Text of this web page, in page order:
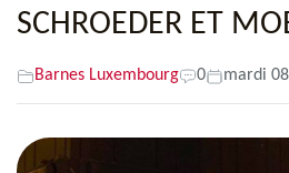
SCHROEDER ET
Barnes Luxembourg 0 mardi